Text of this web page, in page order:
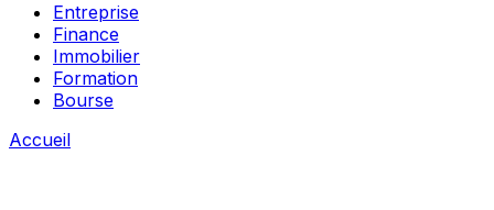
Entreprise
Finance
Immobilier
Formation
Bourse
Accueil